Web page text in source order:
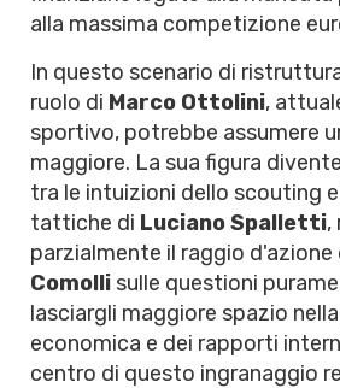
alla massima competizione
In questo scenario di
ruolo di Marco Ottolini,
sportivo, potrebbe assumere
maggiore. La sua figura
tra le intuizioni dello scouting
tattiche di Luciano Spalletti,
parzialmente il raggio d'azione
Comolli sulle questioni
lasciargli maggiore spazio
economica e dei rapporti
centro di questo ingranaggio